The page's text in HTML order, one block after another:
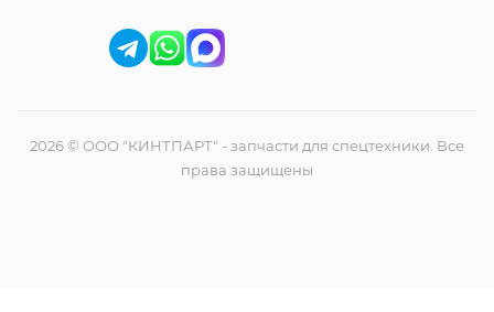
2026 © ООО "КИНТПАРТ" - запчасти для спецтехники. Все
права защищены